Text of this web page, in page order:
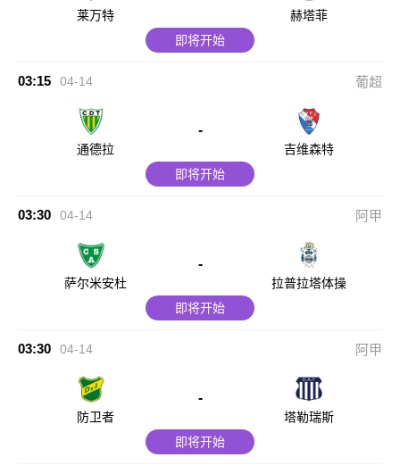
莱万特
赫塔菲
即将开始
03:15 04-14 葡超
通德拉
-
吉维森特
即将开始
03:30 04-14 阿甲
萨尔米安杜
-
拉普拉塔体操
即将开始
03:30 04-14 阿甲
防卫者
-
塔勒瑞斯
即将开始